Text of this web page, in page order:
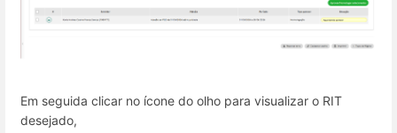
Em seguida clicar no ícone do olho para visualizar o RIT
desejado,